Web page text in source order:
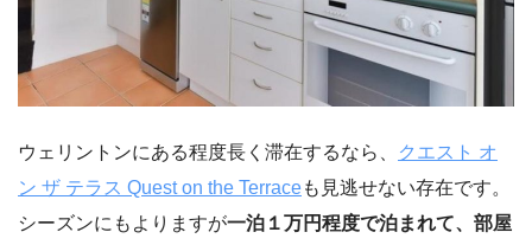
ウェリントンにある程度長く滞在するなら、
クエスト オ
ン ザ テラス Quest on the Terraceも見逃せない存在です。
シーズンにもよりますが一泊１万円程度で泊まれて、部屋